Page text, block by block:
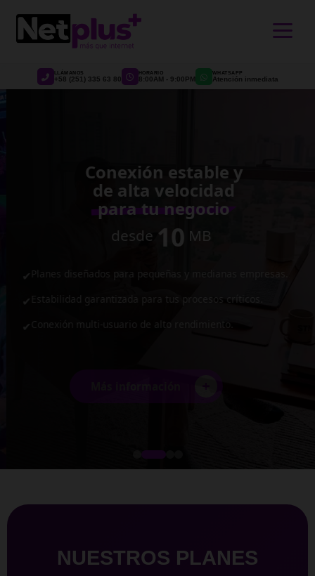
LLÁMANOS
+58 (251) 335 63 80
HORARIO
8:00AM - 9:00PM
WHATSAPP
Atención inmediata
Conexión estable y
de alta velocidad
para tu negocio
desde 10MB
✔Planes diseñados para pequeñas y medianas empresas.
✔Estabilidad garantizada para tus procesos críticos.
✔ Conexión multi-usuario de alto rendimiento.
NUESTROS PLANES